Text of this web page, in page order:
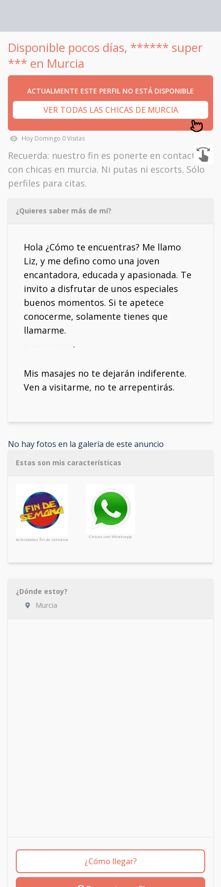
Disponible pocos días, ****** super
*** en Murcia
ACTUALMENTE ESTE PERFIL NO ESTÁ DISPONIBLE
VER TODAS LAS CHICAS DE MURCIA
Hoy Domingo 0Visitas
Recuerda: nuestro fin es ponerte en contacto
con chicas en murcia. Ni putas ni escorts. Sólo
perfiles para citas.
¿Quieres saber más de mí?
Hola ¿Cómo te encuentras? Me llamo
Liz, y me defino como una joven
encantadora, educada y apasionada. Te
invito a disfrutar de unos especiales
buenos momentos. Si te apetece
conocerme, solamente tienes que
llamarme.
.
Mis masajes no te dejarán indiferente.
Ven a visitarme, no te arrepentirás.
No hay fotos en la galería de este anuncio
Estas son mis características
Actividades fin de semana
Chicas con Whatsapp
¿Dónde estoy?
Murcia
¿Cómo llegar?